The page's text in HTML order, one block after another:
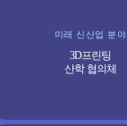
미래 신산업 분야
3D프린팅
산학 협의체